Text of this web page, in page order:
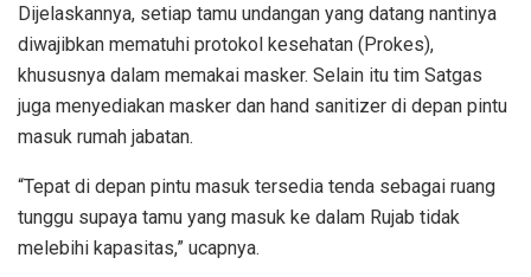
Dijelaskannya, setiap tamu undangan yang datang nantinya
diwajibkan mematuhi protokol kesehatan (Prokes),
khususnya dalam memakai masker. Selain itu tim Satgas
juga menyediakan masker dan hand sanitizer di depan pintu
masuk rumah jabatan.
“Tepat di depan pintu masuk tersedia tenda sebagai ruang
tunggu supaya tamu yang masuk ke dalam Rujab tidak
melebihi kapasitas,” ucapnya.